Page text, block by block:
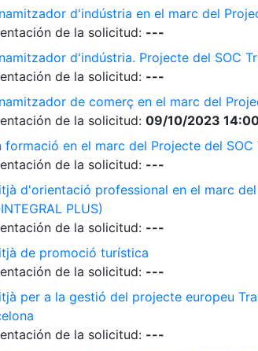
d'indústria en el marc del
de la solicitud: ---
d'indústria. Projecte del SOC
de la solicitud: ---
de comerç en el marc del
de la solicitud: 09/10/2023
formació en el marc del Projecte del
de la solicitud: ---
d'orientació professional en el marc
PLUS)
de la solicitud: ---
de promoció turística
de la solicitud: ---
per a la gestió del projecte europeu
de la solicitud: ---